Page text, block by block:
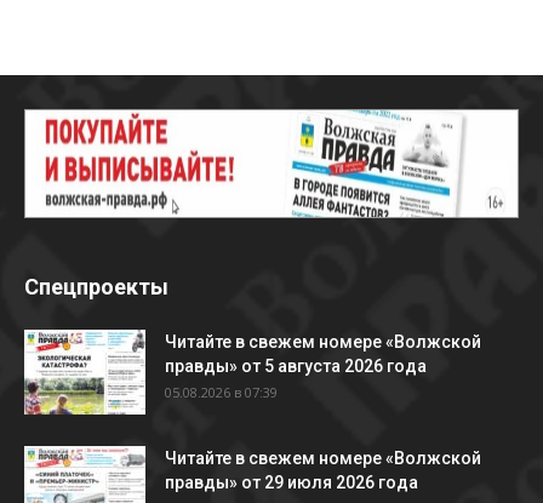
Спецпроекты
Читайте в свежем номере «Волжской
правды» от 5 августа 2026 года
05.08.2026 в 07:39
Читайте в свежем номере «Волжской
правды» от 29 июля 2026 года